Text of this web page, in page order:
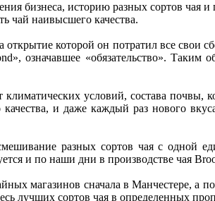
бизнеса, историю разных сортов чая
чай наивысшего качества.
которой он потратил все свои
означавшее «обязательство». Таким
условий, состава почвы,
и даже каждый раз нового
разных сортов чая с одной
и по наши дни в производстве чая
магазинов сначала в Манчестере, а
лучших сортов чая в определенных